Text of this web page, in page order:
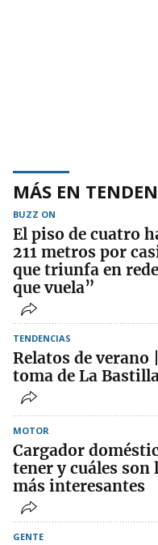
MÁS EN
BUZZ ON
El piso de cuatro
211 metros por
que triunfa en
que vuela”
TENDENCIAS
Relatos de verano
toma de La
MOTOR
Cargador
tener y cuáles son
más interesantes
GENTE